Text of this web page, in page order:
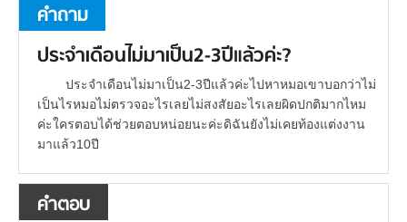
คำถาม
ประจำเดือนไม่มาเป็น2-3ปีแล้วค่ะ?
ประจำเดือนไม่มาเป็น2-3ปีแล้วค่ะไปหาหมอเขาบอกว่าไม่
เป็นไรหมอไม่ตรวจอะไรเลยไม่สงสัยอะไรเลยผิดปกติมากไหม
ค่ะใครตอบได้ช่วยตอบหน่อยนะค่ะดิฉันยังไม่เคยท้องแต่งงาน
มาแล้ว10ปี
คำตอบ